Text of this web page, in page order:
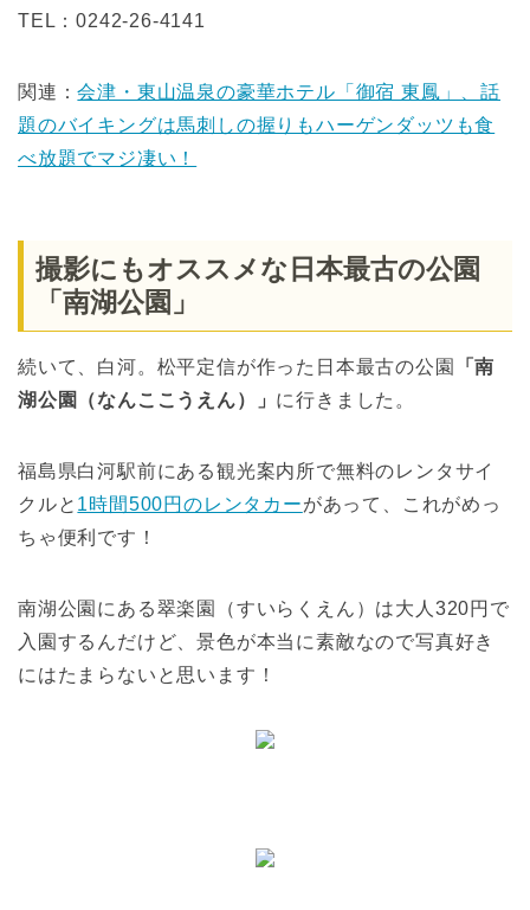
TEL：0242-26-4141
関連：会津・東山温泉の豪華ホテル「御宿 東鳳」、話
題のバイキングは馬刺しの握りもハーゲンダッツも食
べ放題でマジ凄い！
撮影にもオススメな日本最古の公園
「南湖公園」
続いて、白河。松平定信が作った日本最古の公園
「南
湖公園（なんここうえん）」 に行きました。
福島県白河駅前にある観光案内所で無料のレンタサイ
クルと 1時間500円のレンタカーがあって、これがめっ
ちゃ便利です！
南湖公園にある翠楽園（すいらくえん）は大人320円で
入園するんだけど、景色が本当に素敵なので写真好き
にはたまらないと思います！